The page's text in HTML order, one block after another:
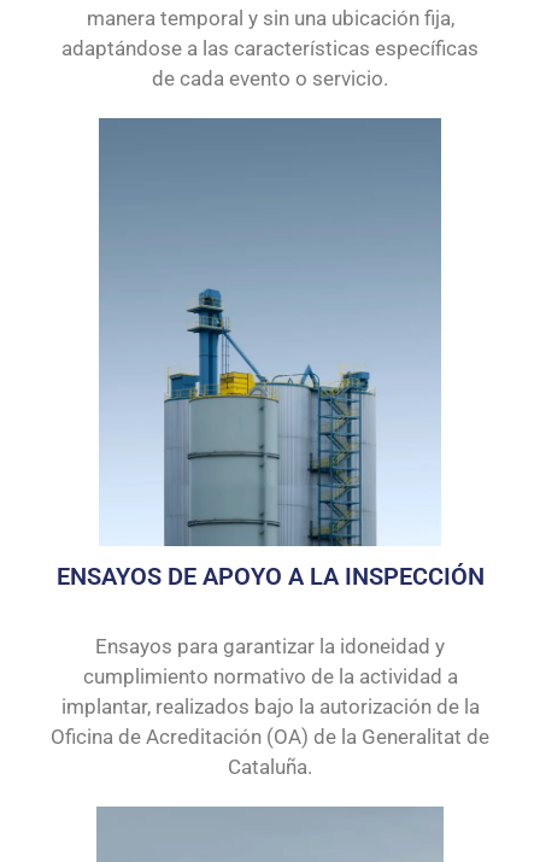
manera temporal y sin una ubicación fija,
adaptándose a las características específicas
de cada evento o servicio.
ENSAYOS DE APOYO A LA INSPECCIÓN
Ensayos para garantizar la idoneidad y
cumplimiento normativo de la actividad a
implantar, realizados bajo la autorización de la
Oficina de Acreditación (OA) de la Generalitat de
Cataluña.